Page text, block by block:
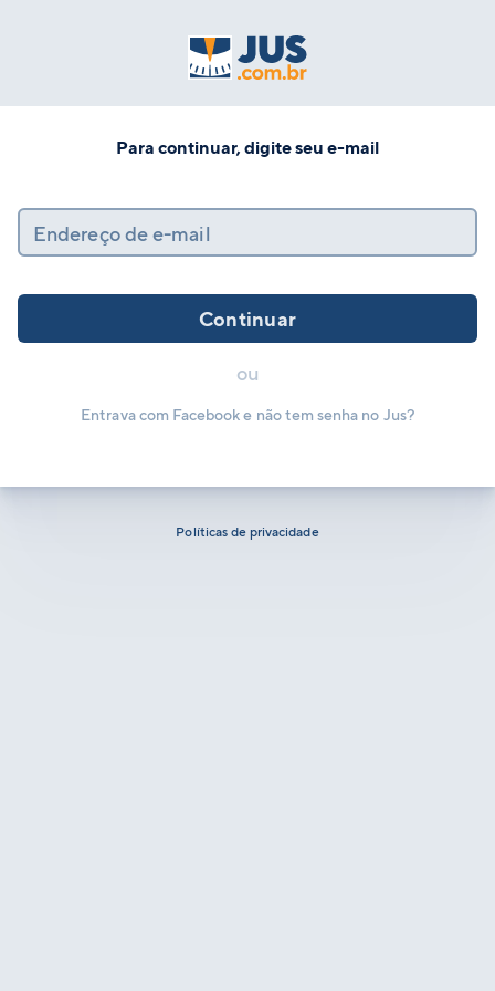
Para continuar, digite seu e-mail
Endereço de e-mail
Continuar
ou
Entrava com Facebook e não tem senha no Jus?
Políticas de privacidade